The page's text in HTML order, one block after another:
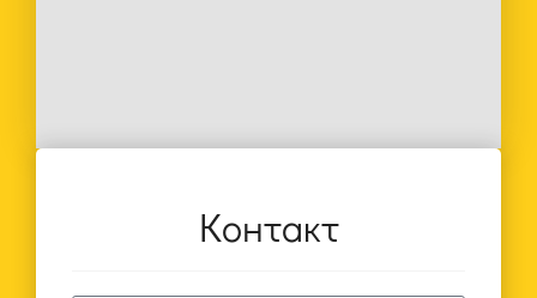
Контакт